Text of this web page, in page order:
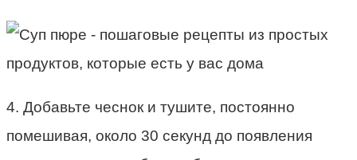
4. Добавьте чеснок и тушите, постоянно
помешивая, около 30 секунд до появления